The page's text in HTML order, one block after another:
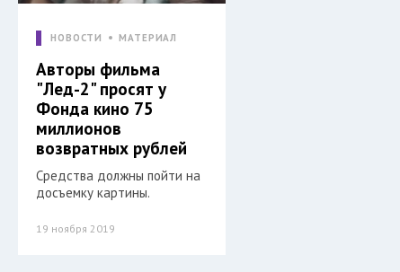
НОВОСТИ МАТЕРИАЛ
Авторы фильма
"Лед-2" просят у
Фонда кино 75
миллионов
возвратных рублей
Средства должны пойти на
досъемку картины.
19 ноября 2019